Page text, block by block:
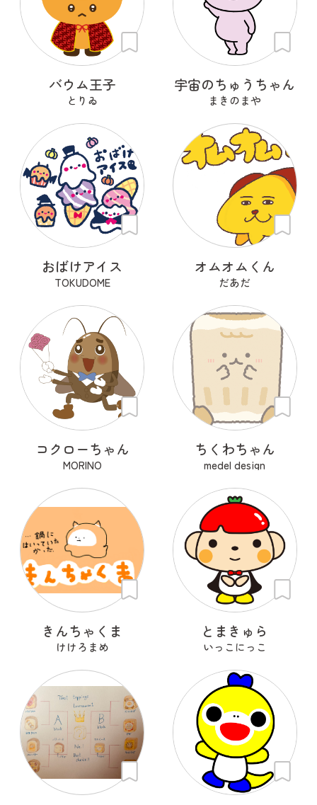
バウム王子
とりゐ
宇宙のちゅうちゃん
まきのまや
おばけアイス
TOKUDOME
オムオムくん
だあだ
コクローちゃん
MORINO
ちくわちゃん
medel design
きんちゃくま
けけろまめ
とまきゅら
いっこにっこ